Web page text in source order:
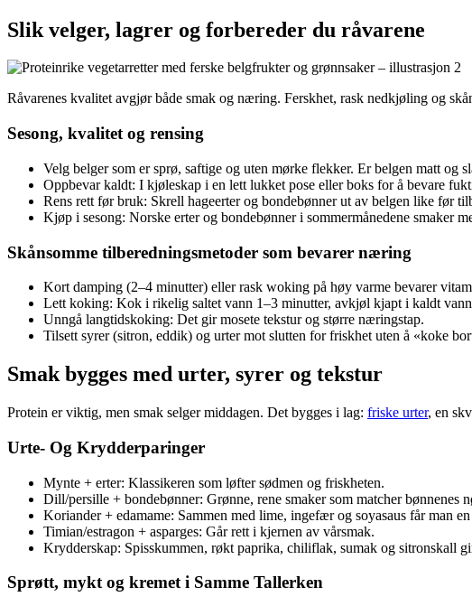
Slik velger, lagrer og forbereder du råvarene
Råvarenes kvalitet avgjør både smak og næring. Ferskhet, rask nedkjøling og
Sesong, kvalitet og rensing
Velg belger som er sprø, saftige og uten mørke flekker. Er belgen matt og
Oppbevar kaldt: I kjøleskap i en lett lukket pose eller boks for å bevare
Rens rett før bruk: Skrell hageerter og bondebønner ut av belgen like før
Kjøp i sesong: Norske erter og bondebønner i sommermånedene smaker
Skånsomme tilberedningsmetoder som bevarer næring
Kort damping (2–4 minutter) eller rask woking på høy varme bevarer
Lett koking: Kok i rikelig saltet vann 1–3 minutter, avkjøl kjapt i kaldt
Unngå langtidskoking: Det gir mosete tekstur og større næringstap.
Tilsett syrer (sitron, eddik) og urter mot slutten for friskhet uten å «koke
Smak bygges med urter, syrer og tekstur
Protein er viktig, men smak selger middagen. Det bygges i lag: friske urter, en
Urte- Og Krydderparinger
Mynte + erter: Klassikeren som løfter sødmen og friskheten.
Dill/persille + bondebønner: Grønne, rene smaker som matcher bønnenes
Koriander + edamame: Sammen med lime, ingefær og soyasaus får man
Timian/estragon + asparges: Går rett i kjernen av vårsmak.
Krydderskap: Spisskummen, røkt paprika, chiliflak, sumak og sitronskall
Sprøtt, mykt og kremet i Samme Tallerken